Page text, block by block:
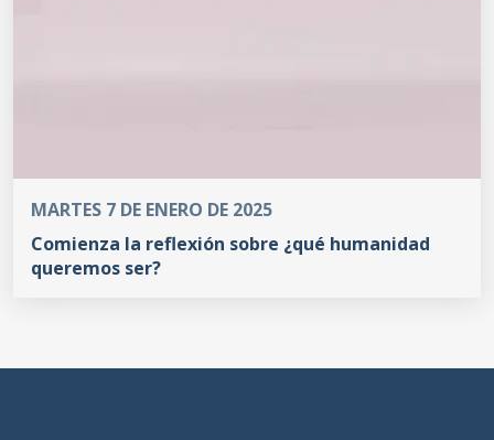
MARTES 7 DE ENERO DE 2025
Comienza la reflexión sobre ¿qué humanidad
queremos ser?